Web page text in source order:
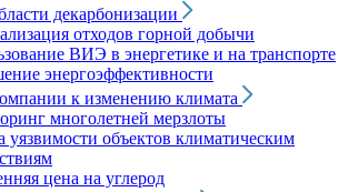
декарбонизации
отходов горной добычи
ВИЭ в энергетике и на транспорте
энергоэффективности
к изменению климата
многолетней мерзлоты
уязвимости объектов климатическим
цена на углерод